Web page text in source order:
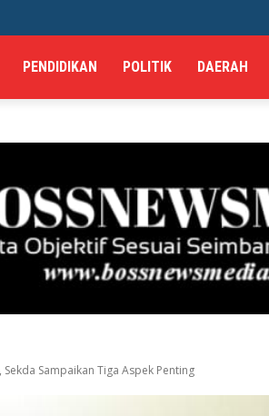
PENDIDIKAN POLITIK DAERAH
Sampaikan Tiga Aspek Penting